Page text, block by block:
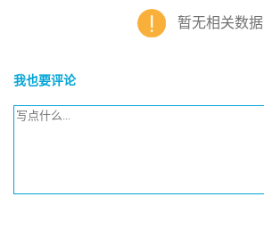
暂无相关数据
我也要评论